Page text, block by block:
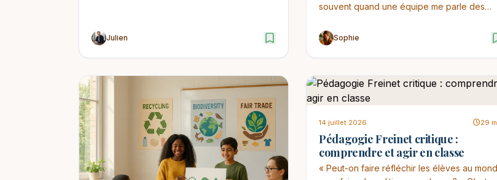
Julien
souvent quand une équipe me parle des
Sophie
14 juillet 2026 29
Pédagogie Freinet critique :
comprendre et agir en classe
« Peut-on faire réfléchir les élèves au